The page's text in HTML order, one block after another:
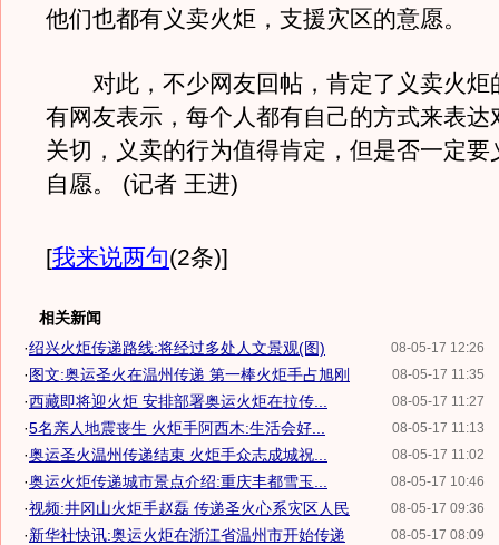
他们也都有义卖火炬，支援灾区的意愿。
对此，不少网友回帖，肯定了义卖火炬
有网友表示，每个人都有自己的方式来表达
关切，义卖的行为值得肯定，但是否一定要
自愿。 (记者 王进)
[我来说两句(2条)]
相关新闻
08-05-17 12:26
·绍兴火炬传递路线:将经过多处人文景观(图)
08-05-17 11:35
·图文:奥运圣火在温州传递 第一棒火炬手占旭刚
08-05-17 11:27
·西藏即将迎火炬 安排部署奥运火炬在拉传...
08-05-17 11:13
·5名亲人地震丧生 火炬手阿西木:生活会好...
08-05-17 11:02
·奥运圣火温州传递结束 火炬手众志成城祝...
08-05-17 10:46
·奥运火炬传递城市景点介绍:重庆丰都雪玉...
08-05-17 09:36
·视频:井冈山火炬手赵磊 传递圣火心系灾区人民
08-05-17 08:09
·新华社快讯:奥运火炬在浙江省温州市开始传递